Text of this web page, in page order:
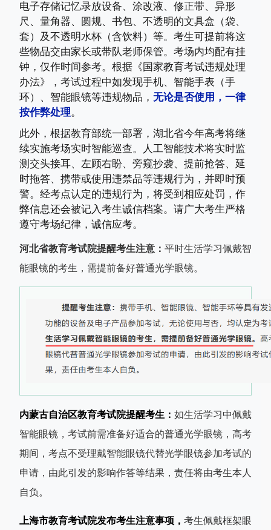
电子存储记忆录放设备、涂改液、修正带、异形
尺、量角器、圆规、书包、不透明的文具盒（袋、
套）及不透明水杯（含饮料）等。考生可提前将这
些物品交由家长或带队老师保管。考场内均配有挂
钟，仅作时间参考。根据《国家教育考试违规处理
办法》，考试过程中如发现手机、智能手表（手
环）、智能眼镜等违规物品， 无论是否使用，一律
按作弊处理。
此外，根据教育部统一部署，湖北省今年高考将继
续实施考场实时智能巡查。人工智能技术将实时监
测交头接耳、左顾右盼、旁窥抄袭、提前抢答、延
时拖答、携带或使用违禁品等违规行为，并即时预
警。经考点认定的违规行为，将受到相应处罚，作
弊信息还会被记入考生诚信档案。请广大考生严格
遵守考场纪律，诚信应考。
河北省教育考试院提醒考生注意： 平时生活学习佩戴智
能眼镜的考生，需提前备好普通光学眼镜。
内蒙古自治区教育考试院提醒考生： 如生活学习中佩戴
智能眼镜，考试前需准备好适合的普通光学眼镜，高考
期间，考点不受理戴智能眼镜代替光学眼镜参加考试的
申请，由此引发的影响作答等结果，责任将由考生本人
自负。
上海市教育考试院发布考生注意事项， 考生佩戴框架眼